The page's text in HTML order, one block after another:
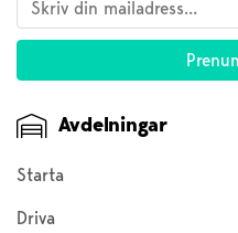
Avdelningar
Starta
Driva